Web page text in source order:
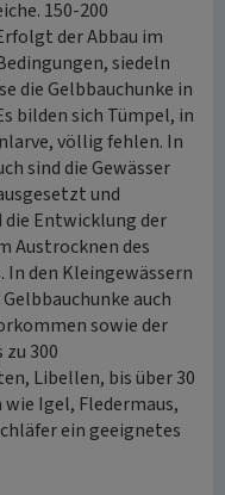
150-200
der Abbau im
siedeln
die Gelbbauchunke in
bilden sich Tümpel, in
völlig fehlen. In
sind die Gewässer
und
die Entwicklung der
Austrocknen des
In den Kleingewässern
auch
sowie der
300
Libellen, bis über 30
Igel, Fledermaus,
ein geeignetes